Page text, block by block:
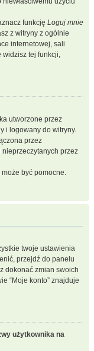
funkcję Loguj mnie
z witryny z ogólnie
internetowej, sali
widzisz tej funkcji,
utworzone przez
i logowany do witryny.
przez
przez
być pomocne.
twoje ustawienia
przejdź do panelu
dokonać zmian swoich
“Moje konto” znajduje
użytkownika na